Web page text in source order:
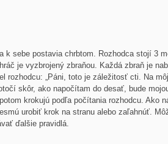
k sebe postavia chrbtom. Rozhodca stojí 3
je vyzbrojený zbraňou. Každá zbraň je
rozhodcu: „Páni, toto je záležitosť cti. Na
skôr, ako napočítam do desať, bude
krokujú podľa počítania rozhodcu. Ako
urobiť krok na stranu alebo zaľahnúť.
ďalšie pravidlá.